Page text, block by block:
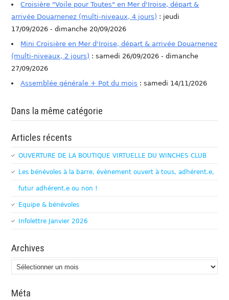
Croisière "Voile pour Toutes" en Mer d'Iroise, départ &
arrivée Douarnenez (multi-niveaux, 4 jours) : jeudi
17/09/2026 - dimanche 20/09/2026
Mini Croisière en Mer d'Iroise, départ & arrivée Douarnenez
(multi-niveaux, 2 jours) : samedi 26/09/2026 - dimanche
27/09/2026
Assemblée générale + Pot du mois : samedi 14/11/2026
Dans la même catégorie
Articles récents
OUVERTURE DE LA BOUTIQUE VIRTUELLE DU WINCHES CLUB
Les bénévoles à la barre, évènement ouvert à tous, adhérent.e,
futur adhérent.e ou non !
Equipe & bénévoles
Infolettre Janvier 2026
Archives
Archives
Méta